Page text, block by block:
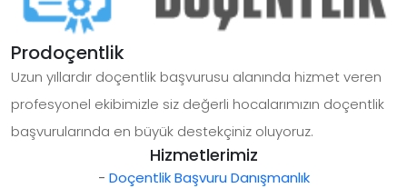
Prodoçentlik
Uzun yıllardır doçentlik başvurusu alanında hizmet veren
profesyonel ekibimizle siz değerli hocalarımızın doçentlik
başvurularında en büyük destekçiniz oluyoruz.
Hizmetlerimiz
- Doçentlik Başvuru Danışmanlık